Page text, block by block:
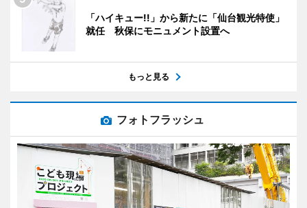
「ハイキュー!!」から新たに「仙台観光特使」
就任 秋保にモニュメント設置へ
もっと見る
フォトフラッシュ